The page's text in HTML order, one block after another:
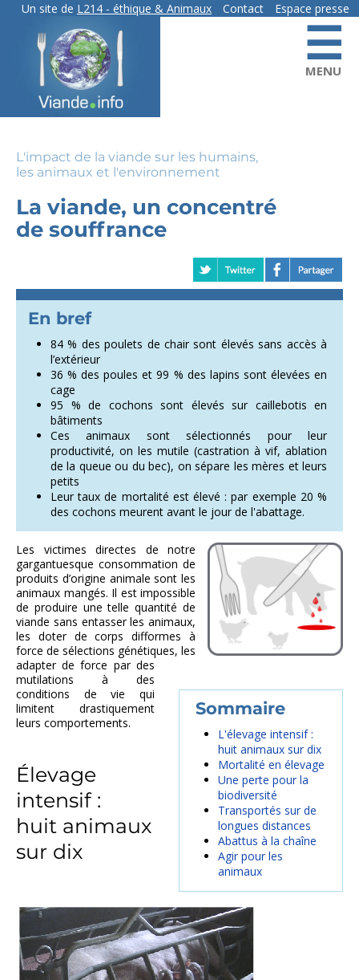
content
Un site de L214 - éthique & Animaux Contact Espace presse
L'impact de la viande sur les humains,
les animaux et l'environnement
La viande, un concentré
de souffrance
84 % des poulets de chair sont élevés sans accès à
l’extérieur
36 % des poules et 99 % des lapins sont élevées en
cage
95 % de cochons sont élevés sur caillebotis en
bâtiments
Ces animaux sont sélectionnés pour leur
productivité, on les mutile (castration à vif, ablation
de la queue ou du bec), on sépare les mères et leurs
petits
Leur taux de mortalité est élevé : par exemple 20 %
des cochons meurent avant le jour de l'abattage.
L'élevage intensif :
huit animaux sur dix
Mortalité en élevage
Une perte pour la
biodiversité
Transportés sur de
longues distances
Abattus à la chaîne
Agir pour les
animaux
Les victimes directes de notre
gargantuesque consommation de
produits d’origine animale sont les
animaux mangés. Il est impossible
de produire une telle quantité de
viande sans entasser les animaux,
les doter de corps difformes à
force de sélections génétiques, les
adapter de force par des
mutilations à des
conditions de vie qui
limitent drastiquement
leurs comportements.
Élevage
intensif :
huit animaux
sur dix
☰
MENU